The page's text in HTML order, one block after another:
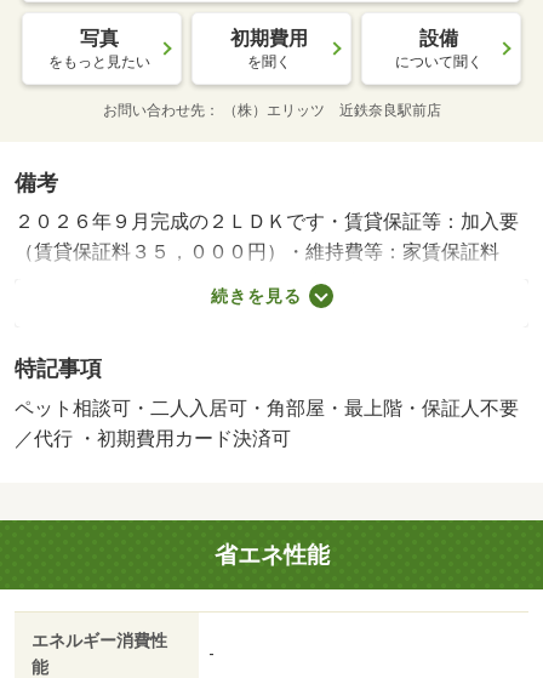
写真
をもっと見たい
初期費用
を聞く
設備
について聞く
お問い合わせ先 （株）エリッツ 近鉄奈良駅前店
備考
２０２６年９月完成の２ＬＤＫです・賃貸保証等：加入要
（賃貸保証料３５，０００円）・維持費等：家賃保証料
１，９３６円／月・ペット条件：小型犬可・２０２６年９
月完成の物件です。近鉄大阪線の大和八木駅まで徒歩１０
にはオートロック機能があり、収納としてクローゼットを
備えております。・バイク置場：なし・駐輪場：有/鍵交換
費用 16500円/ﾊｳｽｸﾘｰﾆﾝｸﾞ 71500円/その他 2750円
続きを見る
特記事項
ペット相談可・二人入居可・角部屋・最上階・保証人不要
／代行 ・初期費用カード決済可
省エネ性能
エネルギー消費性
能
-